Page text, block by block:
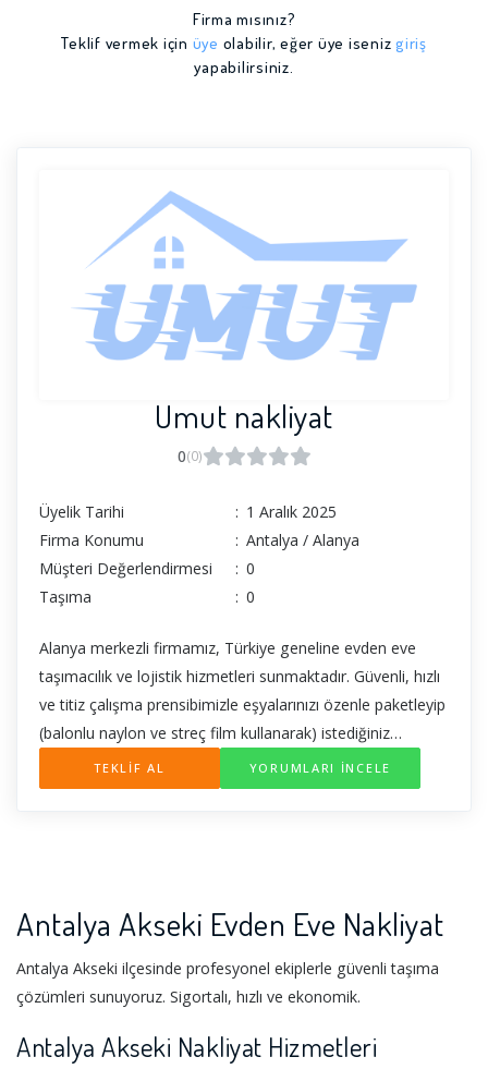
Firma mısınız?
Teklif vermek için üye olabilir, eğer üye iseniz giriş
yapabilirsiniz.
Umut nakliyat
0(0)
Üyelik Tarihi : 1 Aralık 2025
Firma Konumu
: Antalya / Alanya
Müşteri Değerlendirmesi
: 0
Taşıma
: 0
Alanya merkezli firmamız, Türkiye geneline evden eve
taşımacılık ve lojistik hizmetleri sunmaktadır. Güvenli, hızlı
ve titiz çalışma prensibimizle eşyalarınızı özenle paketleyip
(balonlu naylon ve streç film kullanarak) istediğiniz
konuma ulaştırıyoruz. Asansörlü taşıma hizmetimiz
sayesinde yüksek katlı binalarda da sorunsuz taşınma
TEKLİF AL YORUMLARI İNCELE
Antalya Akseki Evden Eve Nakliyat
Antalya Akseki ilçesinde profesyonel ekiplerle güvenli taşıma
çözümleri sunuyoruz. Sigortalı, hızlı ve ekonomik.
Antalya Akseki Nakliyat Hizmetleri